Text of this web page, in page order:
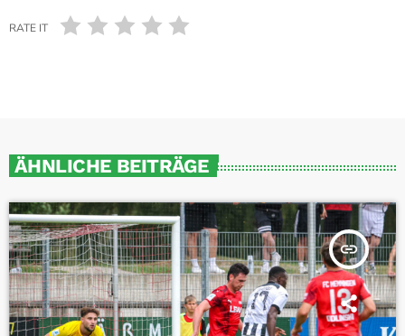
RATE IT
ÄHNLICHE BEITRÄGE
insert_link